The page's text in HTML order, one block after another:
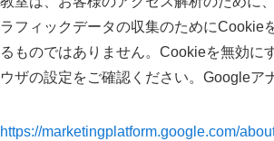
ラフィックデータの収集のために
ものではありません。Cookieを無効に
ザの設定をご確認ください。Google
https://marketingplatform.google.com/